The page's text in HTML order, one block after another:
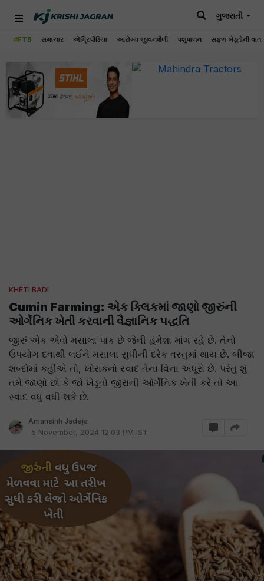
#FTB સમાચાર એગ્રિપીડિયા આરોગ્ય જીવનશૈલી પશુપાલન સફળ ખેડૂતોની વાત
ગુજરાતી
KHETI BADI
Cumin Farming: એક ક્લિકમાં જાણો જીરુંની
ઓર્ગેનિક ખેતી કરવાની વૈજ્ઞાનિક પદ્ધતિ
જીરું એક એવો મસાલા પાક છે જેની હંમેશા માંગ રહે છે. તેનો
ઉપયોગ દવાથી લઈને મસાલા સુધીની દરેક વસ્તુમાં થાય છે. બીજા
શબ્દોમાં કહીએ તો, ખોરાકનો સ્વાદ તેના વિના અધૂરો છે. પરંતુ શું
તમે જાણો છો કે જો ખેડૂતો જીરાની ઓર્ગેનિક ખેતી કરે તો આ
સ્વાદ વધુ વધી શકે છે.
Amansinh Jadeja
5 November, 2024 12:03 PM IST